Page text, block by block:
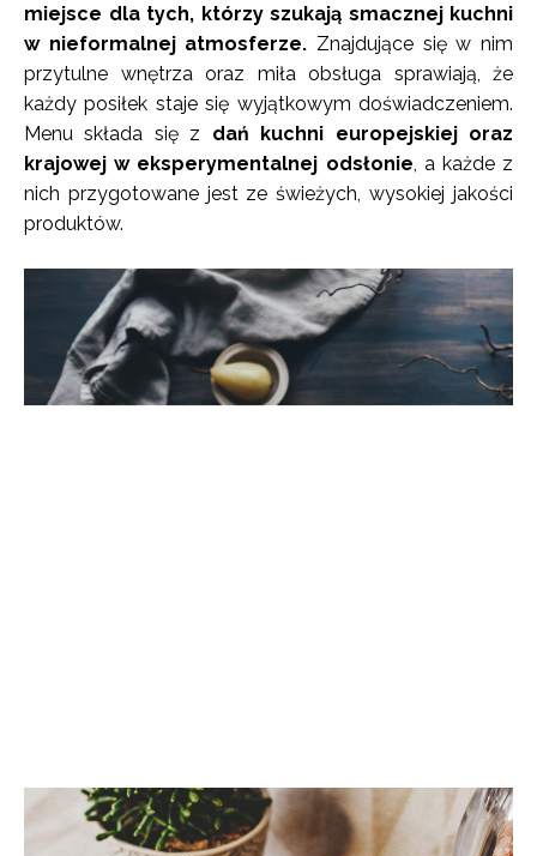
miejsce dla tych, którzy szukają smacznej kuchni
w nieformalnej atmosferze. Znajdujące się w nim
przytulne wnętrza oraz miła obsługa sprawiają, że
każdy posiłek staje się wyjątkowym doświadczeniem.
Menu składa się z dań kuchni europejskiej oraz
krajowej w eksperymentalnej odsłonie , a każde z
nich przygotowane jest ze świeżych, wysokiej jakości
produktów.